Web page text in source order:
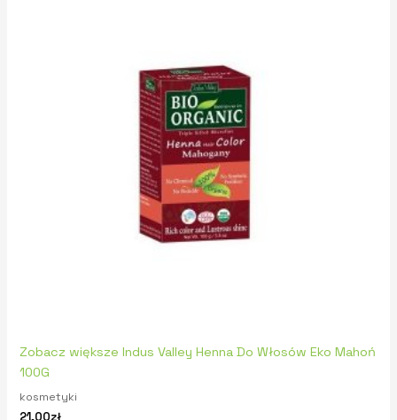
Zobacz większe Indus Valley Henna Do Włosów Eko Mahoń
100G
kosmetyki
21,00zł